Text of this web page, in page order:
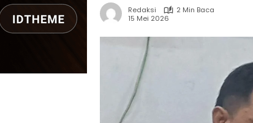
Redaksi
2 Min Baca
15 Mei 2026